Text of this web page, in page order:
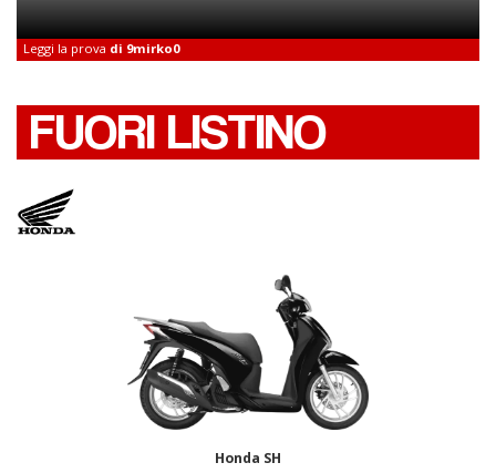
Leggi la prova di 9mirko0
FUORI LISTINO
Honda SH